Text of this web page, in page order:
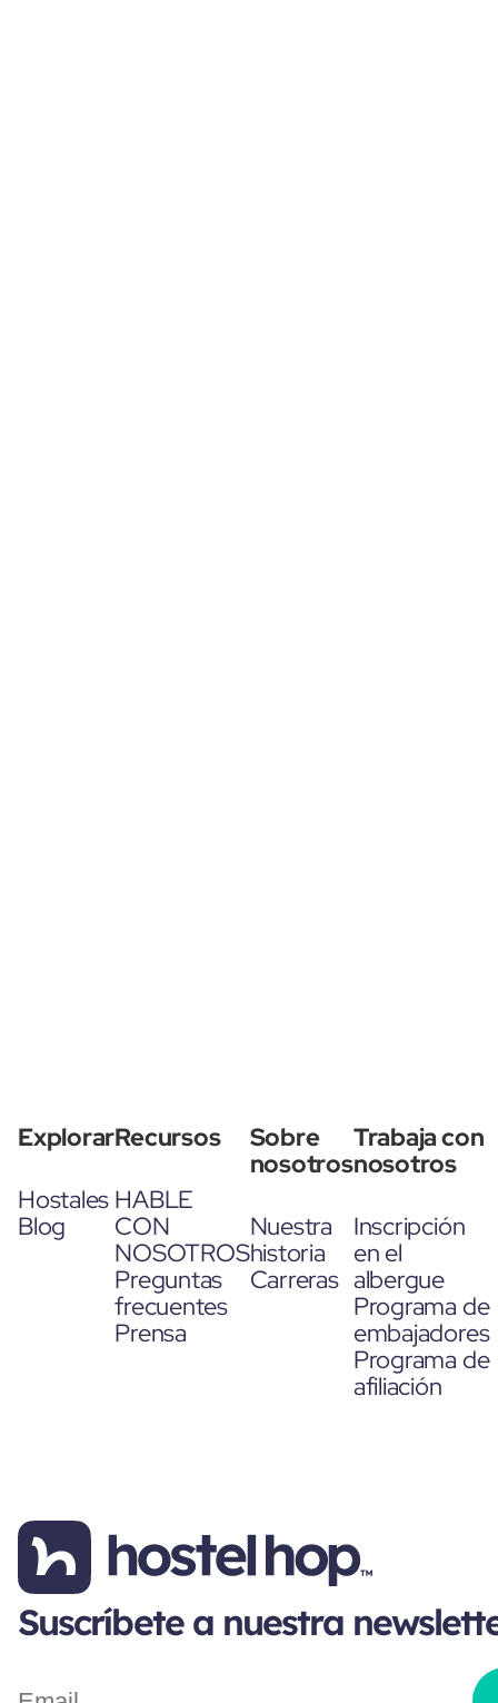
Explorar
Hostales
Blog
Recursos
HABLE
CON
NOSOTROS
Preguntas
frecuentes
Prensa
Sobre
nosotros
Nuestra
historia
Carreras
Trabaja con
nosotros
Inscripción
en el
albergue
Programa de
embajadores
Programa de
afiliación
Suscríbete a nuestra